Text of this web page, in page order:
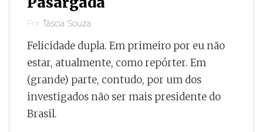
Por Táscia Souza
Felicidade dupla. Em primeiro por eu não
estar, atualmente, como repórter. Em
(grande) parte, contudo, por um dos
investigados não ser mais presidente do
Brasil.